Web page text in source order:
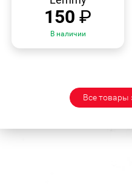
150 ₽
В наличии
Все товары